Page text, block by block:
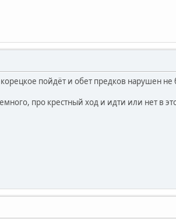
пойдёт и обет предков нарушен
про крестный ход и идти или нет в